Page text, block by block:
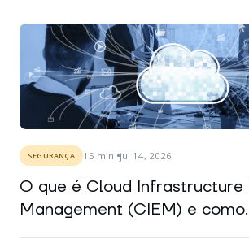
SEGURANÇA 15 min jul 14, 2026
O que é Cloud
Management (CIEM) e